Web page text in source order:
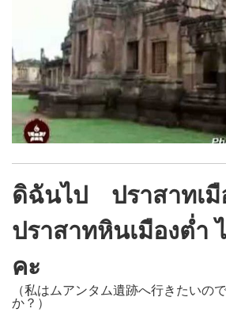
ดิฉันไป ปราสาทเมื
ปราสาทหินเมืองต่ำ
คะ
（私はムアンタム遺跡へ行きたいの
か？）